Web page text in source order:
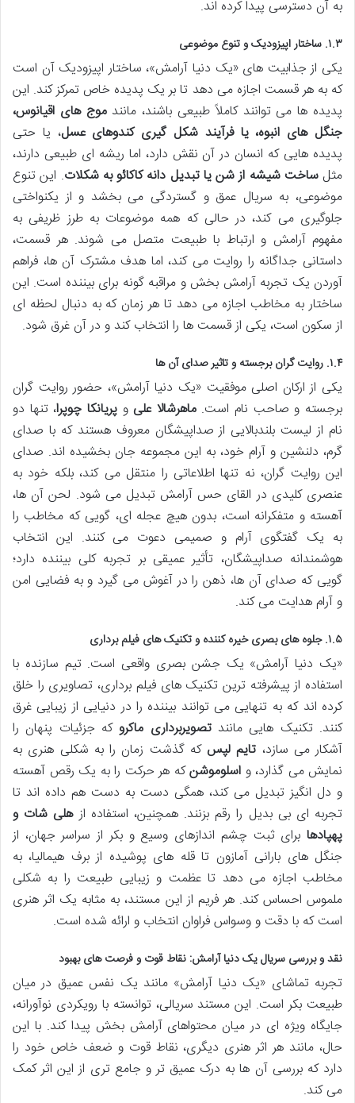
به آن دسترسی پیدا کرده اند.
۱.۳. ساختار اپیزودیک و تنوع موضوعی
یکی از جذابیت های «یک دنیا آرامش»، ساختار اپیزودیک آن است
که به هر قسمت اجازه می دهد تا بر یک پدیده خاص تمرکز کند. این
پدیده ها می توانند کاملاً طبیعی باشند، مانندموج های اقیانوس،
جنگل های انبوه، یا فرآیند شکل گیری کندوهای عسل، یا حتی
پدیده هایی که انسان در آن نقش دارد، اما ریشه ای طبیعی دارند،
مثلساخت شیشه از شن یا تبدیل دانه کاکائو به شکلات. این تنوع
موضوعی، به سریال عمق و گستردگی می بخشد و از یکنواختی
جلوگیری می کند، در حالی که همه موضوعات به طرز ظریفی به
مفهوم آرامش و ارتباط با طبیعت متصل می شوند. هر قسمت،
داستانی جداگانه را روایت می کند، اما هدف مشترک آن ها، فراهم
آوردن یک تجربه آرامش بخش و مراقبه گونه برای بیننده است. این
ساختار به مخاطب اجازه می دهد تا هر زمان که به دنبال لحظه ای
از سکون است، یکی از قسمت ها را انتخاب کند و در آن غرق شود.
۱.۴. روایت گران برجسته و تاثیر صدای آن ها
یکی از ارکان اصلی موفقیت «یک دنیا آرامش»، حضور روایت گران
برجسته و صاحب نام است.ماهرشالا علیوپریانکا چوپرا، تنها دو
نام از لیست بلندبالایی از صداپیشگان معروف هستند که با صدای
گرم، دلنشین و آرام خود، به این مجموعه جان بخشیده اند. صدای
این روایت گران، نه تنها اطلاعاتی را منتقل می کند، بلکه خود به
عنصری کلیدی در القای حس آرامش تبدیل می شود. لحن آن ها،
آهسته و متفکرانه است، بدون هیچ عجله ای، گویی که مخاطب را
به یک گفتگوی آرام و صمیمی دعوت می کنند. این انتخاب
هوشمندانه صداپیشگان، تأثیر عمیقی بر تجربه کلی بیننده دارد؛
گویی که صدای آن ها، ذهن را در آغوش می گیرد و به فضایی امن
و آرام هدایت می کند.
۱.۵. جلوه های بصری خیره کننده و تکنیک های فیلم برداری
«یک دنیا آرامش» یک جشن بصری واقعی است. تیم سازنده با
استفاده از پیشرفته ترین تکنیک های فیلم برداری، تصاویری را خلق
کرده اند که به تنهایی می توانند بیننده را در دنیایی از زیبایی غرق
کنند. تکنیک هایی مانندتصویربرداری ماکروکه جزئیات پنهان را
آشکار می سازد، تایم لپس که گذشت زمان را به شکلی هنری به
نمایش می گذارد، و اسلوموشنکه هر حرکت را به یک رقص آهسته
و دل انگیز تبدیل می کند، همگی دست به دست هم داده اند تا
تجربه ای بی بدیل را رقم بزنند. همچنین، استفاده ازهلی شات و
پهپادها برای ثبت چشم اندازهای وسیع و بکر از سراسر جهان، از
جنگل های بارانی آمازون تا قله های پوشیده از برف هیمالیا، به
مخاطب اجازه می دهد تا عظمت و زیبایی طبیعت را به شکلی
ملموس احساس کند. هر فریم از این مستند، به مثابه یک اثر هنری
است که با دقت و وسواس فراوان انتخاب و ارائه شده است.
نقد و بررسی سریال یک دنیا آرامش: نقاط قوت و فرصت های بهبود
تجربه تماشای «یک دنیا آرامش» مانند یک نفس عمیق در میان
طبیعت بکر است. این مستند سریالی، توانسته با رویکردی نوآورانه،
جایگاه ویژه ای در میان محتواهای آرامش بخش پیدا کند. با این
حال، مانند هر اثر هنری دیگری، نقاط قوت و ضعف خاص خود را
دارد که بررسی آن ها به درک عمیق تر و جامع تری از این اثر کمک
می کند.